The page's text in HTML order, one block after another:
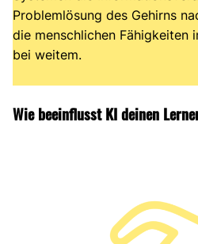
Problemlösung des Gehirns
die menschlichen Fähigkeiten
bei weitem.
Wie beeinflusst KI deinen